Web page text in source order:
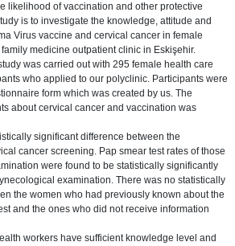
likelihood of vaccination and other protective
is to investigate the knowledge, attitude and
Virus vaccine and cervical cancer in female
medicine outpatient clinic in Eskişehir.
was carried out with 295 female health care
who applied to our polyclinic. Participants were
form which was created by us. The
about cervical cancer and vaccination was
significant difference between the
cancer screening. Pap smear test rates of those
were found to be statistically significantly
examination. There was no statistically
the women who had previously known about the
and the ones who did not receive information
workers have sufficient knowledge level and